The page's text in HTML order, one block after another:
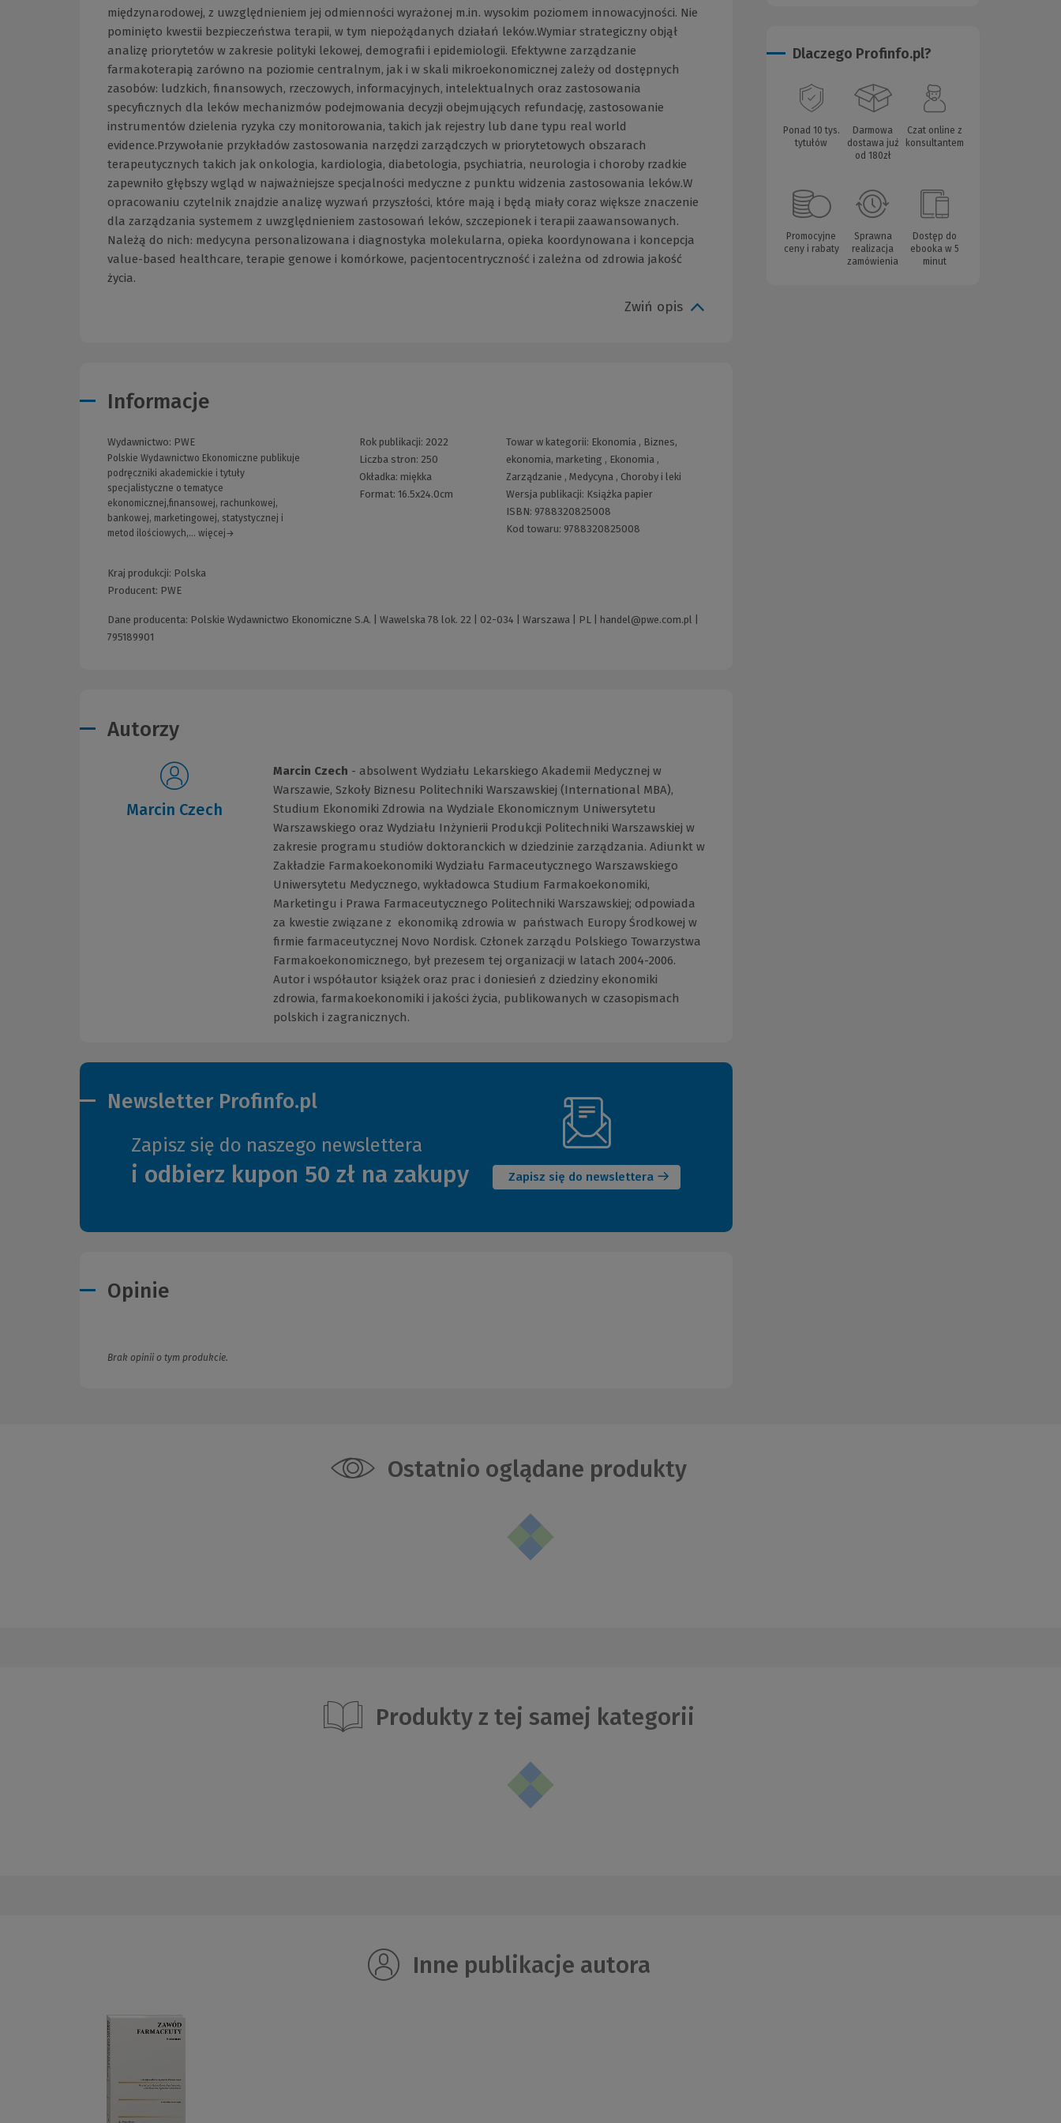
międzynarodowej, z uwzględnieniem jej odmienności wyrażonej m.in. wysokim poziomem innowacyjności. Nie
pominięto kwestii bezpieczeństwa terapii, w tym niepożądanych działań leków.Wymiar strategiczny objął
analizę priorytetów w zakresie polityki lekowej, demografii i epidemiologii. Efektywne zarządzanie
farmakoterapią zarówno na poziomie centralnym, jak i w skali mikroekonomicznej zależy od dostępnych
zasobów: ludzkich, finansowych, rzeczowych, informacyjnych, intelektualnych oraz zastosowania
specyficznych dla leków mechanizmów podejmowania decyzji obejmujących refundację, zastosowanie
instrumentów dzielenia ryzyka czy monitorowania, takich jak rejestry lub dane typu real world
evidence.Przywołanie przykładów zastosowania narzędzi zarządczych w priorytetowych obszarach
terapeutycznych takich jak onkologia, kardiologia, diabetologia, psychiatria, neurologia i choroby rzadkie
zapewniło głębszy wgląd w najważniejsze specjalności medyczne z punktu widzenia zastosowania leków.W
opracowaniu czytelnik znajdzie analizę wyzwań przyszłości, które mają i będą miały coraz większe znaczenie
dla zarządzania systemem z uwzględnieniem zastosowań leków, szczepionek i terapii zaawansowanych.
Należą do nich: medycyna personalizowana i diagnostyka molekularna, opieka koordynowana i koncepcja
value-based healthcare, terapie genowe i komórkowe, pacjentocentryczność i zależna od zdrowia jakość
życia.
Zwiń opis
Informacje
Wydawnictwo: PWE
Polskie Wydawnictwo Ekonomiczne publikuje
podręczniki akademickie i tytuły
specjalistyczne o tematyce
ekonomicznej,finansowej, rachunkowej,
bankowej, marketingowej, statystycznej i
metod ilościowych,... więcej→
Kraj produkcji: Polska
Producent: PWE
Rok publikacji: 2022
Liczba stron: 250
Okładka: miękka
Format: 16.5x24.0cm
Towar w kategorii: Ekonomia, Biznes,
ekonomia, marketing , Ekonomia,
Zarządzanie , Medycyna, Choroby i leki
Wersja publikacji: Książka papier
ISBN: 9788320825008
Kod towaru: 9788320825008
Dane producenta: Polskie Wydawnictwo Ekonomiczne S.A. | Wawelska 78 lok. 22 | 02-034 | Warszawa | PL | handel@pwe.com.pl
795189901
Autorzy
Marcin Czech
Marcin Czech - absolwent Wydziału Lekarskiego Akademii Medycznej w
Warszawie, Szkoły Biznesu Politechniki Warszawskiej (International MBA),
Studium Ekonomiki Zdrowia na Wydziale Ekonomicznym Uniwersytetu
Warszawskiego oraz Wydziału Inżynierii Produkcji Politechniki Warszawskiej w
zakresie programu studiów doktoranckich w dziedzinie zarządzania. Adiunkt w
Zakładzie Farmakoekonomiki Wydziału Farmaceutycznego Warszawskiego
Uniwersytetu Medycznego, wykładowca Studium Farmakoekonomiki,
Marketingu i Prawa Farmaceutycznego Politechniki Warszawskiej; odpowiada
za kwestie związane z ekonomiką zdrowia w państwach Europy Środkowej w
firmie farmaceutycznej Novo Nordisk. Członek zarządu Polskiego Towarzystwa
Farmakoekonomicznego, był prezesem tej organizacji w latach 2004-2006.
Autor i współautor książek oraz prac i doniesień z dziedziny ekonomiki
zdrowia, farmakoekonomiki i jakości życia, publikowanych w czasopismach
polskich i zagranicznych.
Newsletter Profinfo.pl
Zapisz się do naszego newslettera
i odbierz kupon 50 zł na zakupy Zapisz się do newslettera
okno)
Opinie
Brak opinii o tym produkcie.
Dlaczego Profinfo.pl?
Ponad 10 tys.
tytułów
Darmowa
dostawa już
od 180zł
Czat online z
konsultantem
Promocyjne
ceny i rabaty
Sprawna
realizacja
zamówienia
Dostęp do
ebooka w 5
minut
Ostatnio oglądane produkty
Produkty z tej samej kategorii
Inne publikacje autora